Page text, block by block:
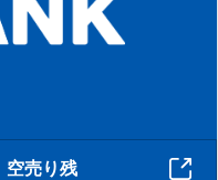
空売り残